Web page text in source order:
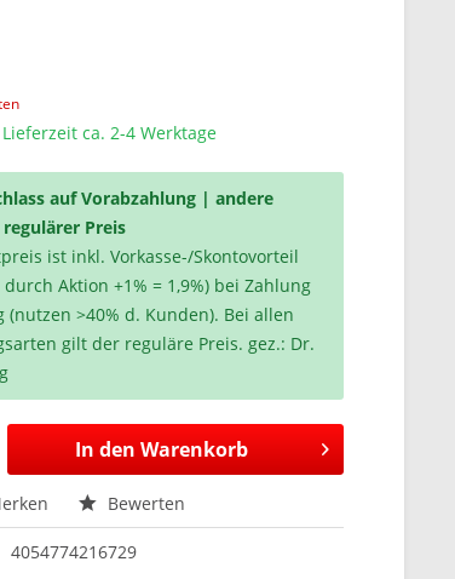
ca. 2-4 Werktage
auf Vorabzahlung | andere
Preis
ist inkl. Vorkasse-/Skontovorteil
Aktion +1% = 1,9%) bei Zahlung
(nutzen >40% d. Kunden). Bei allen
gilt der reguläre Preis. gez.: Dr.
In den Warenkorb
Bewerten
4054774216729